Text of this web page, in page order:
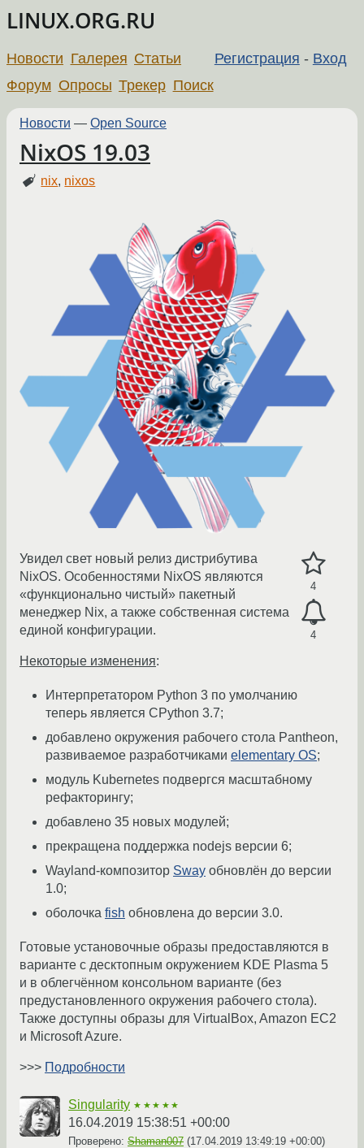
LINUX.ORG.RU
Регистрация - Вход
Новости Галерея Статьи
Форум Опросы Трекер Поиск
Новости — Open Source
NixOS 19.03
nix, nixos
4
4
Увидел свет новый релиз дистрибутива
NixOS. Особенностями NixOS являются
«функционально чистый» пакетный
менеджер Nix, а также собственная система
единой конфигурации.
Некоторые изменения:
Интерпретатором Python 3 по умолчанию
теперь является CPython 3.7;
добавлено окружения рабочего стола Pantheon,
развиваемое разработчиками elementary OS;
модуль Kubernetes подвергся масштабному
рефакторингу;
добавлено 35 новых модулей;
прекращена поддержка nodejs версии 6;
Wayland-композитор Sway обновлён до версии
1.0;
оболочка fish обновлена до версии 3.0.
Готовые установочные образы предоставляются в
варианте с десктопным окружением KDE Plasma 5
и в облегчённом консольном варианте (без
предустановленного окружения рабочего стола).
Также доступны образы для VirtualBox, Amazon EC2
и Microsoft Azure.
>>> Подробности
Singularity ★★★★★
16.04.2019 15:38:51 +00:00
Проверено: Shaman007 (17.04.2019 13:49:19 +00:00)